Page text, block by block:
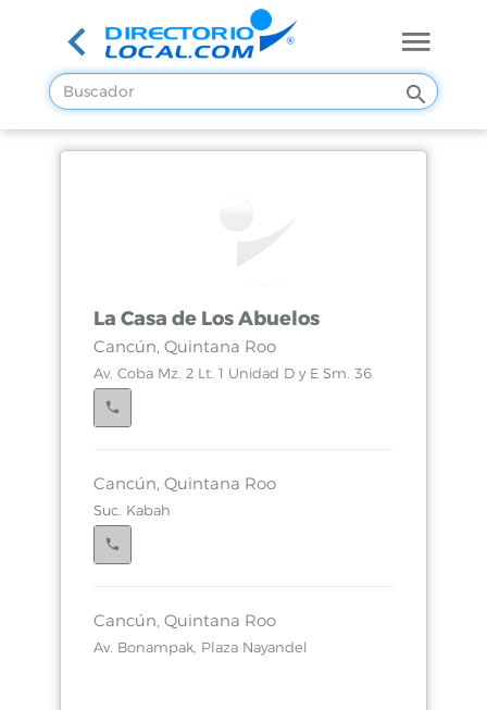
La Casa de Los Abuelos
Cancún, Quintana Roo
Av. Coba Mz. 2 Lt. 1 Unidad D y E Sm. 36
Cancún, Quintana Roo
Suc. Kabah
Cancún, Quintana Roo
Av. Bonampak, Plaza Nayandel